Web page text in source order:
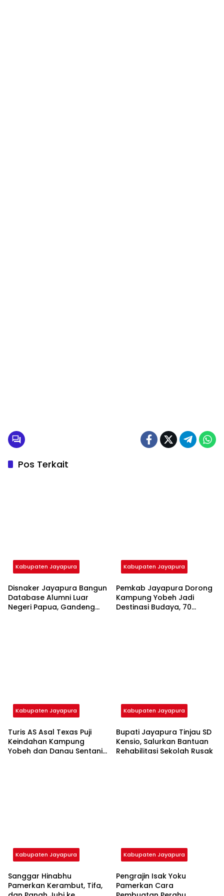
Pos Terkait
Kabupaten Jayapura
Disnaker Jayapura Bangun
Database Alumni Luar
Negeri Papua, Gandeng
Kabupaten Jayapura
Pemkab Jayapura Dorong
Kampung Yobeh Jadi
Destinasi Budaya, 70
Kabupaten Jayapura
Turis AS Asal Texas Puji
Keindahan Kampung
Yobeh dan Danau Sentani:
Kabupaten Jayapura
Bupati Jayapura Tinjau SD
Kensio, Salurkan Bantuan
Rehabilitasi Sekolah Rusak
Kabupaten Jayapura
Sanggar Hinabhu
Pamerkan Kerambut, Tifa,
Kabupaten Jayapura
Pengrajin Isak Yoku
Pamerkan Cara